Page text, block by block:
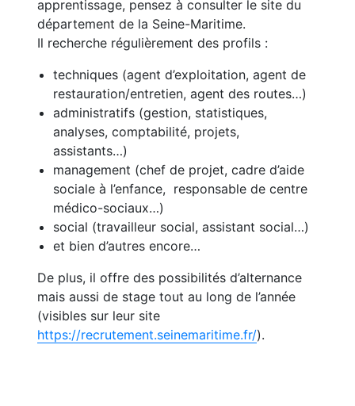
apprentissage, pensez à consulter le site du
département de la Seine-Maritime.
Il recherche régulièrement des profils :
techniques (agent d’exploitation, agent de
restauration/entretien, agent des routes…)
administratifs (gestion, statistiques,
analyses, comptabilité, projets,
assistants…)
management (chef de projet, cadre d’aide
sociale à l’enfance, responsable de centre
médico-sociaux…)
social (travailleur social, assistant social…)
et bien d’autres encore…
De plus, il offre des possibilités d’alternance
mais aussi de stage tout au long de l’année
(visibles sur leur site
https://recrutement.seinemaritime.fr/).